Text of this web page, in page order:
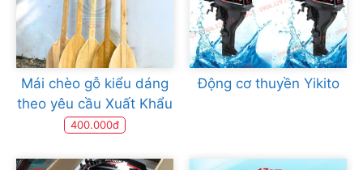
Mái chèo gỗ kiểu dáng
theo yêu cầu Xuất Khẩu
400.000đ
Động cơ thuyền Yikito